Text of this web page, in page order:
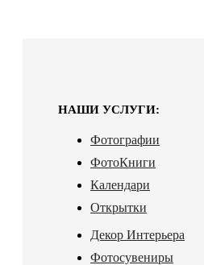
НАШИ УСЛУГИ:
Фотографии
ФотоКниги
Календари
Открытки
Декор Интерьера
Фотосувениры